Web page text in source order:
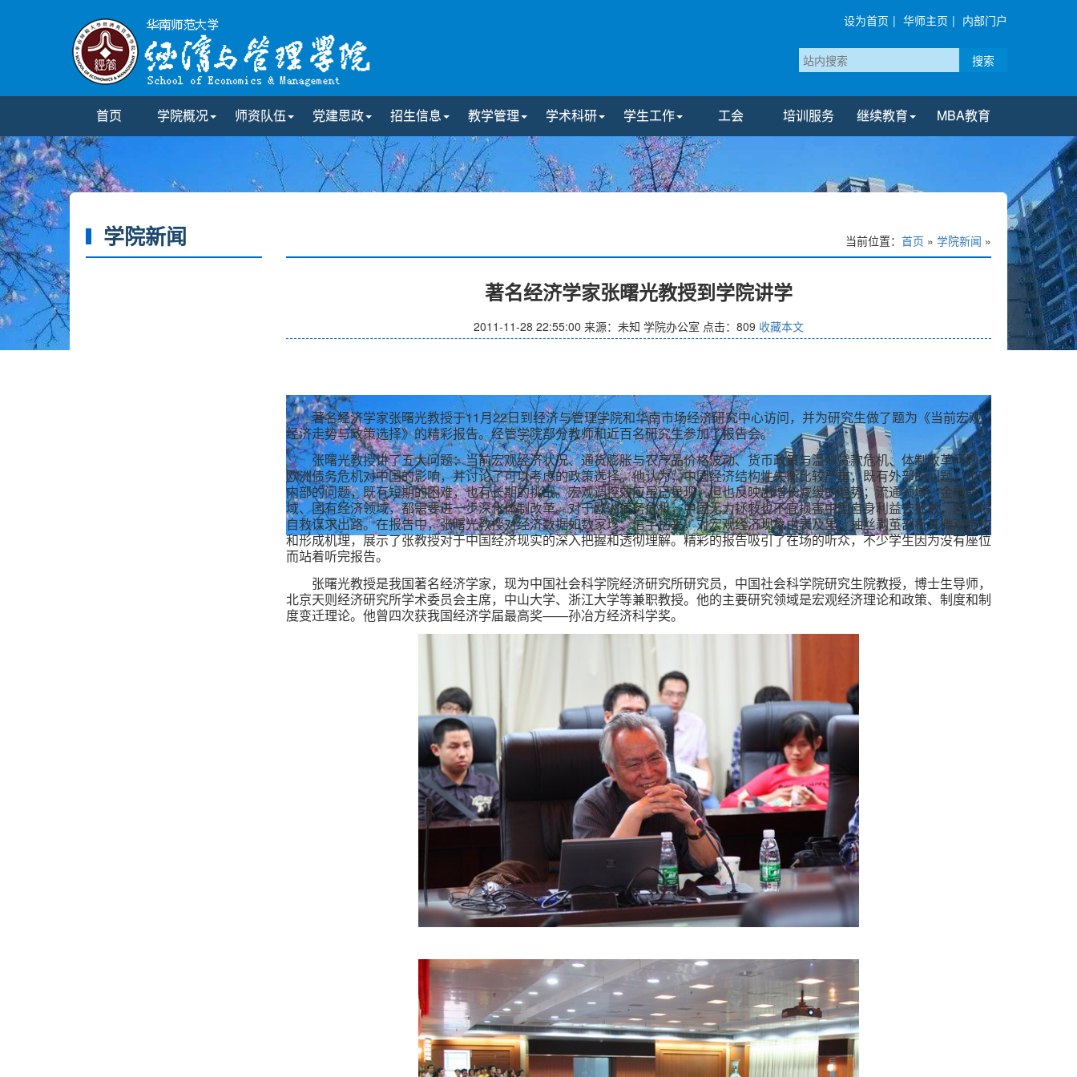
设为首页 | 华师主页 | 内部门户
搜索
首页 学院概况 师资队伍 党建思政 招生信息 教学管理 学术科研 学生工作 工会 培训服务 继续教育 MBA教育
学院新闻 当前位置： 首页 » 学院新闻 »
著名经济学家张曙光教授到学院讲学
2011-11-28 22:55:00 来源：未知 学院办公室 点击： 809 收藏本文
著名经济学家张曙光教授于11月22日到经济与管理学院和华南市场经济研究中心访问，并为研究生做了题为《当前宏观
经济走势与政策选择》的精彩报告。经管学院部分教师和近百名研究生参加了报告会。
张曙光教授讲了五大问题：当前宏观经济状况、通货膨胀与农产品价格波动、货币政策与温州贷款危机、体制改革问题、
欧洲债务危机对中国的影响，并讨论了可以考虑的政策选择。他认为，中国经济结构性失衡比较严重，既有外部的问题，也有
内部的问题，既有短期的困难，也有长期的挑战。宏观调控效应虽已显现，但也反映出增长减缓的趋势；流通领域、金融领
域、国有经济领域，都需要进一步深化体制改革。对于欧洲债务危机，中国无力拯救也不宜损害中国自身利益去拯救，欧洲得
自救谋求出路。在报告中，张曙光教授对经济数据如数家珍、信手拈来，对宏观经济现象由表及里，抽丝剥茧剖析其微观结构
和形成机理，展示了张教授对于中国经济现实的深入把握和透彻理解。精彩的报告吸引了在场的听众，不少学生因为没有座位
而站着听完报告。
张曙光教授是我国著名经济学家，现为中国社会科学院经济研究所研究员，中国社会科学院研究生院教授，博士生导师，
北京天则经济研究所学术委员会主席，中山大学、浙江大学等兼职教授。他的主要研究领域是宏观经济理论和政策、制度和制
度变迁理论。他曾四次获我国经济学届最高奖——孙冶方经济科学奖。